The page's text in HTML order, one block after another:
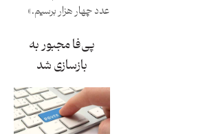
عدد چهار هزار برسیم.»
پی‌فا مجبور به
بازسازی شد